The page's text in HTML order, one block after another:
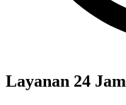
Layanan 24 Jam